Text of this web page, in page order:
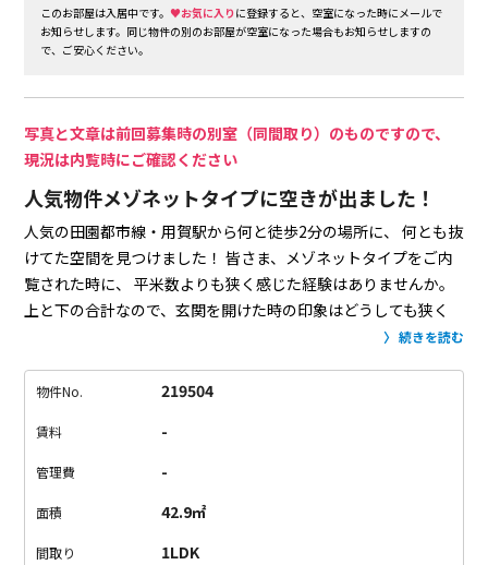
このお部屋は入居中です。♥お気に入り に登録すると、空室になった時にメールで
お知らせします。同じ物件の別のお部屋が空室になった場合もお知らせしますの
で、ご安心ください。
写真と文章は前回募集時の別室（同間取り）のものですので、
現況は内覧時にご確認ください
人気物件メゾネットタイプに空きが出ました！
人気の田園都市線・用賀駅から何と徒歩2分の場所に、 何とも抜
けてた空間を見つけました！ 皆さま、メゾネットタイプをご内
覧された時に、 平米数よりも狭く感じた経験はありませんか。
上と下の合計なので、玄関を開けた時の印象はどうしても狭く
でも、壁や天井の色だったり、天井の高さ
ットは、天井がとっても高く、窓も大きく、色使いも白ベースの
なほど、開放感があるんです。
のですが、
とても清々しい気持ちでシャッターが切れました。
方には、物足りないかもしれませんが、凄く素敵なお部屋でし
た。素直にそう思えました。
続きを読む
物件No. 219504
賃料 -
管理費 -
面積 42.9㎡
間取り 1LDK